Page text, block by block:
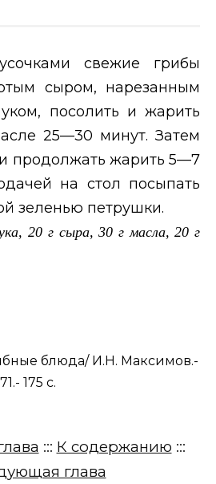
свежие грибы
сыром, нарезанным
посолить и жарить
25—30 минут. Затем
продолжать жарить 5—7
на стол посыпать
зеленью петрушки.
20 г сыра, 30 г масла, 20 г
блюда/ И.Н. Максимов.-
175 с.
::: К содержанию :::
глава